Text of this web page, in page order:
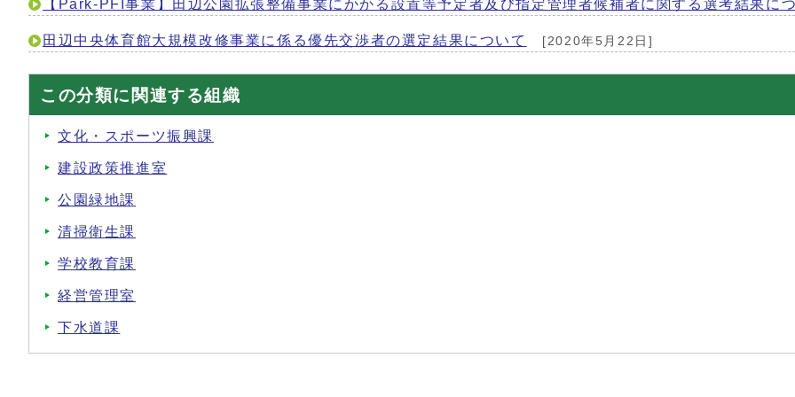
【Park-PFI事業】田辺公園拡張整備事業にかかる設置等予定者及び指定管理者候補者に関する選考結果に
田辺中央体育館大規模改修事業に係る優先交渉者の選定結果について [2020年5月22日]
この分類に関連する組織
文化・スポーツ振興課
建設政策推進室
公園緑地課
清掃衛生課
学校教育課
経営管理室
下水道課